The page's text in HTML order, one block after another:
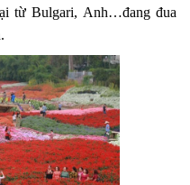
từ Bulgari, Anh…đang đua